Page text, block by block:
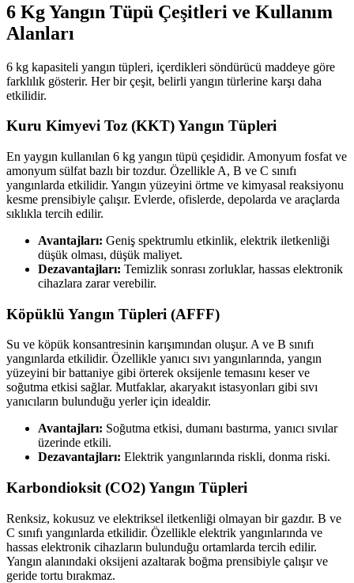
6 Kg Yangın Tüpü Çeşitleri ve Kullanım
Alanları
6 kg kapasiteli yangın tüpleri, içerdikleri söndürücü maddeye göre
farklılık gösterir. Her bir çeşit, belirli yangın türlerine karşı daha
etkilidir.
Kuru Kimyevi Toz (KKT) Yangın Tüpleri
En yaygın kullanılan 6 kg yangın tüpü çeşididir. Amonyum fosfat ve
amonyum sülfat bazlı bir tozdur. Özellikle A, B ve C sınıfı
yangınlarda etkilidir. Yangın yüzeyini örtme ve kimyasal reaksiyonu
kesme prensibiyle çalışır. Evlerde, ofislerde, depolarda ve araçlarda
sıklıkla tercih edilir.
Avantajları: Geniş spektrumlu etkinlik, elektrik iletkenliği
düşük olması, düşük maliyet.
Dezavantajları: Temizlik sonrası zorluklar, hassas elektronik
cihazlara zarar verebilir.
Köpüklü Yangın Tüpleri (AFFF)
Su ve köpük konsantresinin karışımından oluşur. A ve B sınıfı
yangınlarda etkilidir. Özellikle yanıcı sıvı yangınlarında, yangın
yüzeyini bir battaniye gibi örterek oksijenle temasını keser ve
soğutma etkisi sağlar. Mutfaklar, akaryakıt istasyonları gibi sıvı
yanıcıların bulunduğu yerler için idealdir.
Avantajları: Soğutma etkisi, dumanı bastırma, yanıcı sıvılar
üzerinde etkili.
Dezavantajları: Elektrik yangınlarında riskli, donma riski.
Karbondioksit (CO2) Yangın Tüpleri
Renksiz, kokusuz ve elektriksel iletkenliği olmayan bir gazdır. B ve
C sınıfı yangınlarda etkilidir. Özellikle elektrik yangınlarında ve
hassas elektronik cihazların bulunduğu ortamlarda tercih edilir.
Yangın alanındaki oksijeni azaltarak boğma prensibiyle çalışır ve
geride tortu bırakmaz.